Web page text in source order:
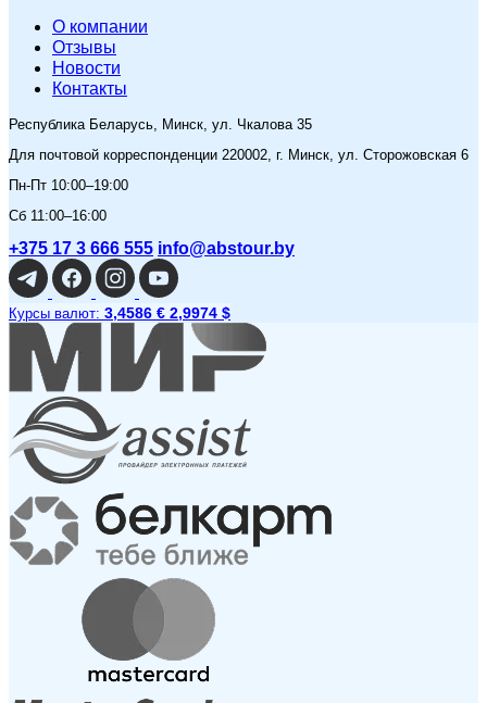
O компании
Отзывы
Новости
Контакты
Республика Беларусь, Минск, ул. Чкалова 35
Для почтовой корреспонденции 220002, г. Минск, ул. Сторожовская 6
Пн-Пт 10:00–19:00
Сб 11:00–16:00
+375 17 3 666 555 info@abstour.by
Курсы валют: 3,4586 € 2,9974 $